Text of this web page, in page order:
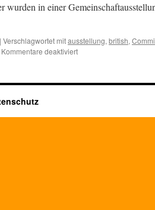
wurden in einer
| Verschlagwortet mitausstellung, british,
Kommentare deaktiviertfür
und